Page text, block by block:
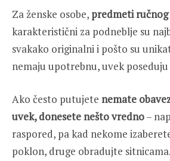
Za ženske osobe, predmeti
karakteristični za podneblje su
svakako originalni i pošto su
nemaju upotrebnu, uvek
Ako često putujete nemate
uvek, donesete nešto vredno–
raspored, pa kad nekome
poklon, druge obradujte